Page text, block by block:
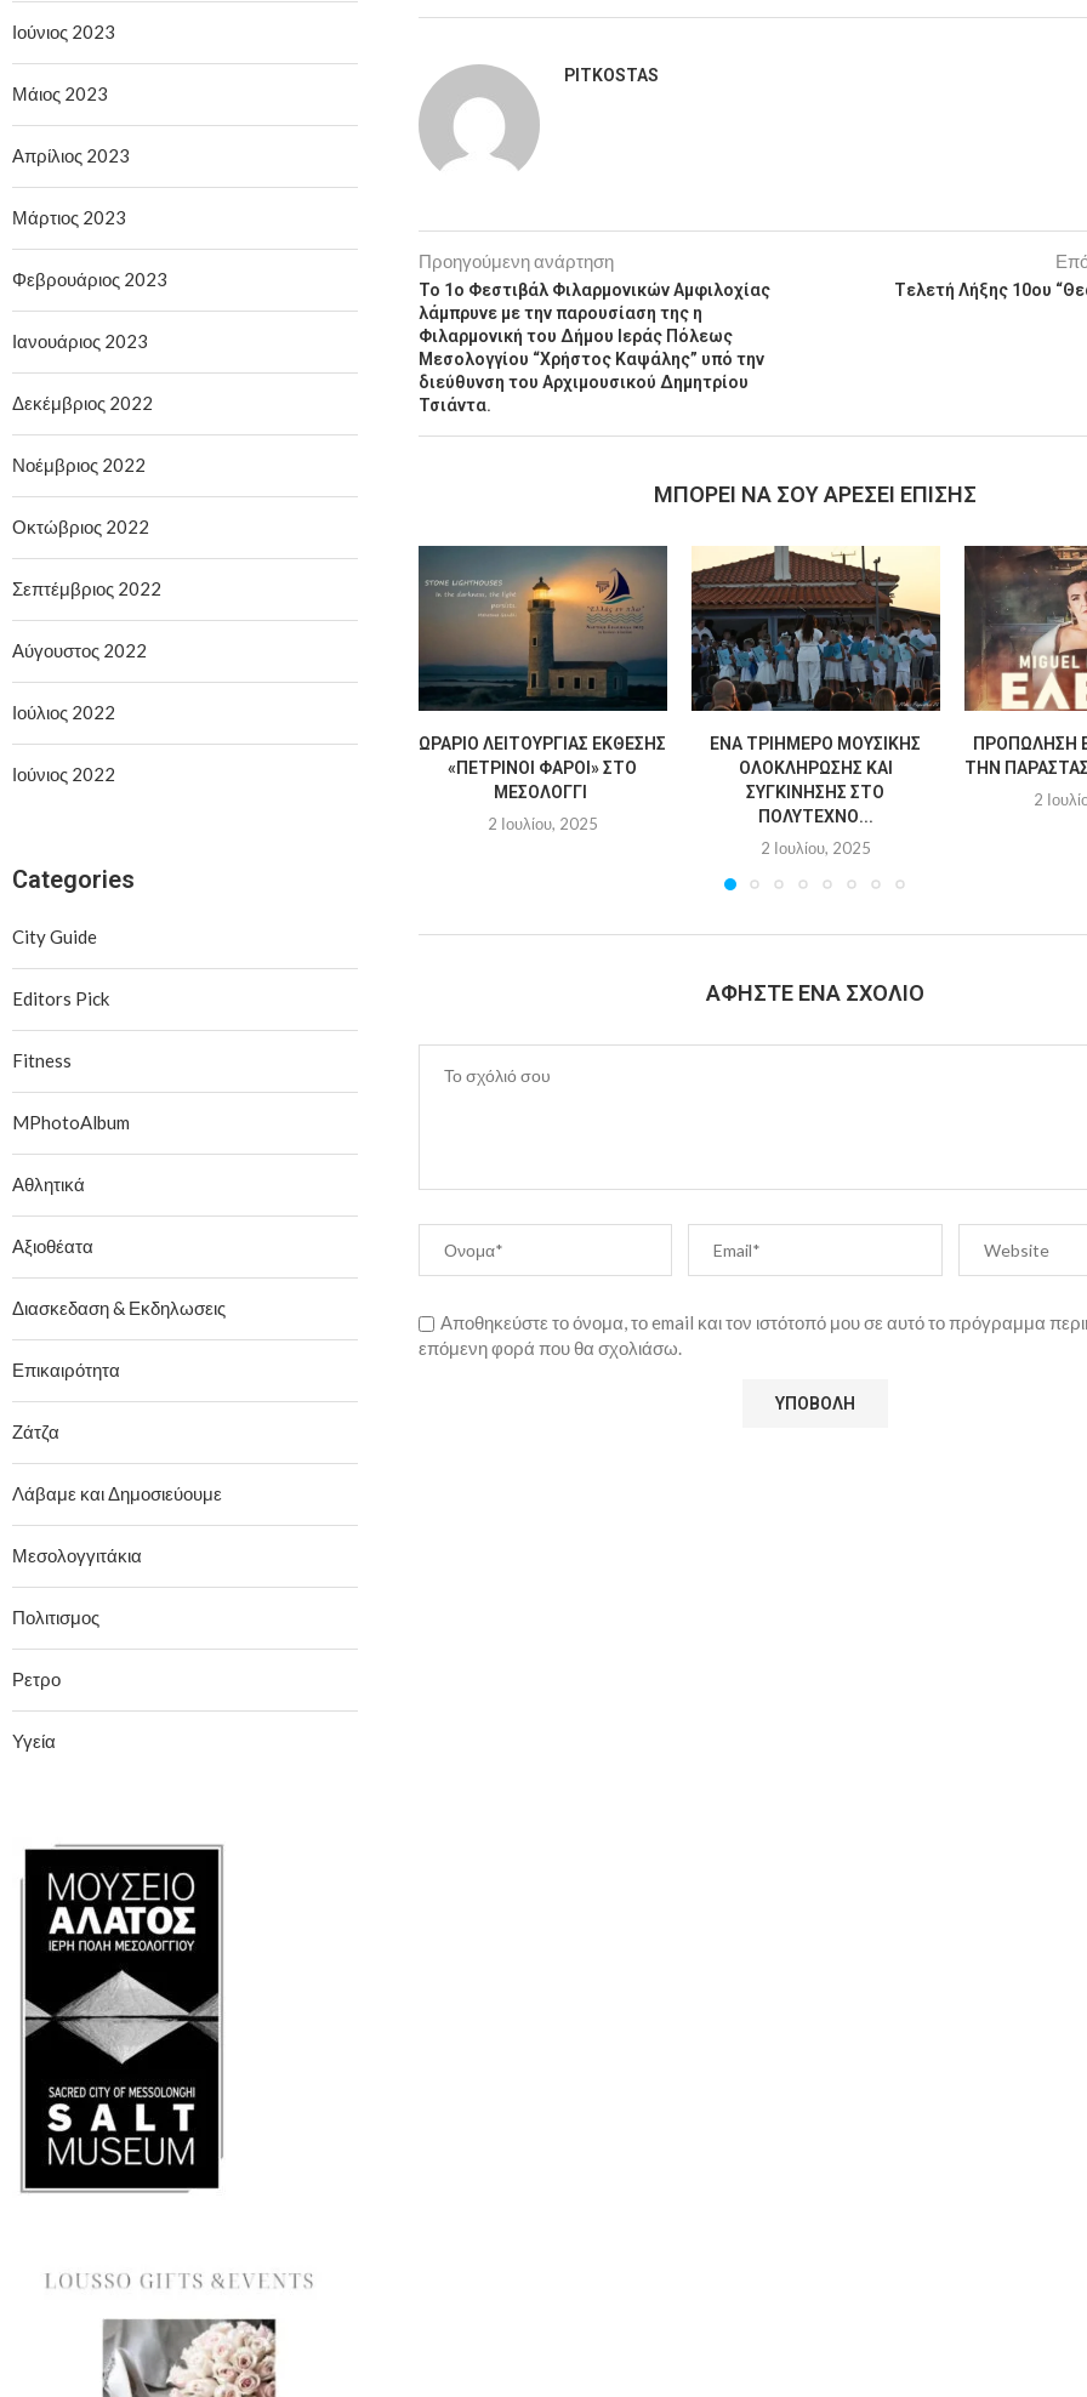
PITKOSTAS
Προηγούμενη ανάρτηση
Το 1ο Φεστιβάλ Φιλαρμονικών Αμφιλοχίας
λάμπρυνε με την παρουσίαση της η
Φιλαρμονική του Δήμου Ιεράς Πόλεως
Μεσολογγίου “Χρήστος Καψάλης” υπό την
διεύθυνση του Αρχιμουσικού Δημητρίου
Τσιάντα.
Tελετή Λήξης 10ου
MΠΟΡΕΊ ΝΑ ΣΟΥ ΑΡΈΣΕΙ ΕΠΊΣΗΣ
ΩΡΆΡΙΟ ΛΕΙΤΟΥΡΓΊΑΣ ΈΚΘΕΣΗΣ
«ΠΈΤΡΙΝΟΙ ΦΆΡΟΙ» ΣΤΟ
ΜΕΣΟΛΌΓΓΙ
2 Ιουλίου, 2025
ΈΝΑ ΤΡΙΉΜΕΡΟ ΜΟΥΣΙΚΉΣ
ΟΛΟΚΛΉΡΩΣΗΣ ΚΑΙ
ΣΥΓΚΊΝΗΣΗΣ ΣΤΟ
ΠΟΛΎΤΕΧΝΟ...
2 Ιουλίου, 2025
ΠΡΟΠΏΛΗΣΗ
ΤΗΝ
2
ΑΦΉΣΤΕ ΈΝΑ ΣΧΌΛΙΟ
Αποθηκεύστε το όνομα, το email και τον ιστότοπό μου σε αυτό το πρόγραμμα
επόμενη φορά που θα σχολιάσω.
Ιούνιος 2023
Μάιος 2023
Απρίλιος 2023
Μάρτιος 2023
Φεβρουάριος 2023
Ιανουάριος 2023
Δεκέμβριος 2022
Νοέμβριος 2022
Οκτώβριος 2022
Σεπτέμβριος 2022
Αύγουστος 2022
Ιούλιος 2022
Ιούνιος 2022
Categories
City Guide
Editors Pick
Fitness
MPhotoAlbum
Αθλητικά
Αξιοθέατα
Διασκεδαση & Εκδηλωσεις
Επικαιρότητα
Ζάτζα
Λάβαμε και Δημοσιεύουμε
Μεσολογγιτάκια
Πολιτισμος
Ρετρο
Υγεία